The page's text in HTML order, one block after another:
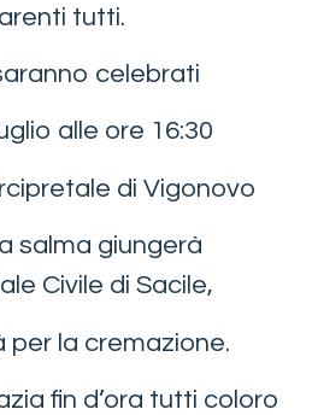
tutti.
celebrati
alle ore 16:30
di Vigonovo
salma giungerà
Civile di Sacile,
per la cremazione.
fin d’ora tutti coloro